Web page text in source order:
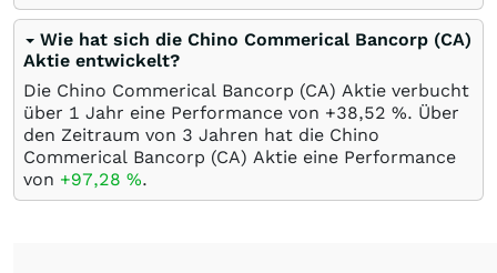
Wie hat sich die Chino Commerical Bancorp (CA)
Aktie entwickelt?
Die Chino Commerical Bancorp (CA) Aktie verbucht
über 1 Jahr eine Performance von +38,52 %. Über
den Zeitraum von 3 Jahren hat die Chino
Commerical Bancorp (CA) Aktie eine Performance
von +97,28 %.